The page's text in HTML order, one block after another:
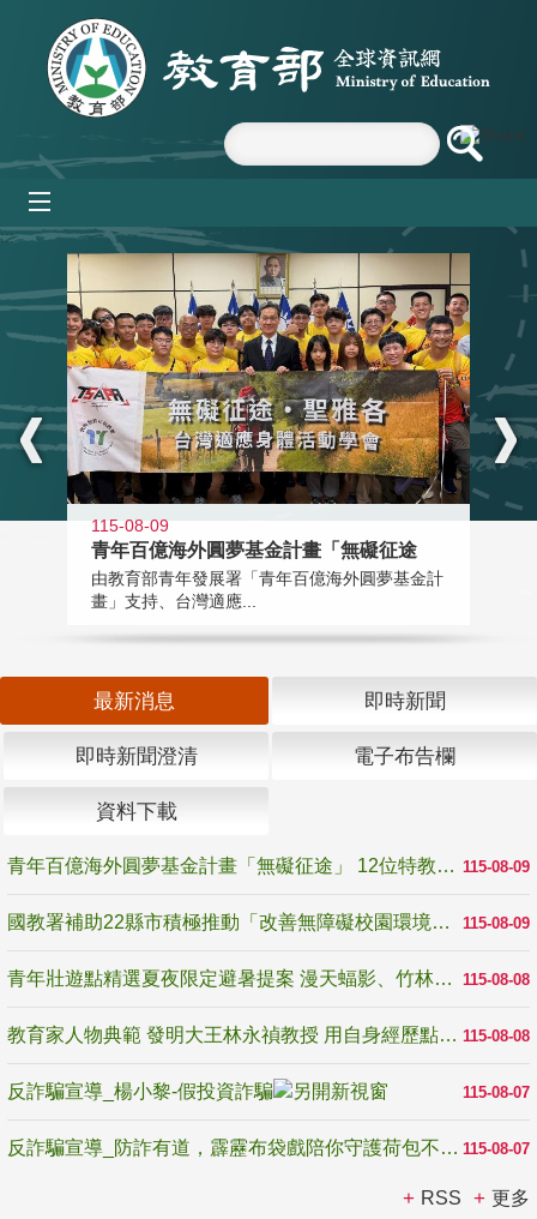
跳到主要內容區塊
:::
115-08-09
青年百億海外圓夢基金計畫「無礙征途
由教育部青年發展署「青年百億海外圓夢基金計
畫」支持、台灣適應...
最新消息 即時新聞
即時新聞澄清 電子布告欄
資料下載
115-08-09
青年百億海外圓夢基金計畫「無礙征途」 12位特教與弱勢青年勇闖西班牙 跨越感官限制見證生命蛻變
115-08-09
國教署補助22縣市積極推動「改善無障礙校園環境計畫」 打造友善、安全、無礙學習空間
115-08-08
青年壯遊點精選夏夜限定避暑提案 漫天蝠影、竹林尋蛙、茶香夜觀 邀青年暮色出發
115-08-08
教育家人物典範 發明大王林永禎教授 用自身經歷點亮學生的路
115-08-07
反詐騙宣導_楊小黎-假投資詐騙
115-08-07
反詐騙宣導_防詐有道，霹靂布袋戲陪你守護荷包不受騙
RSS 更多